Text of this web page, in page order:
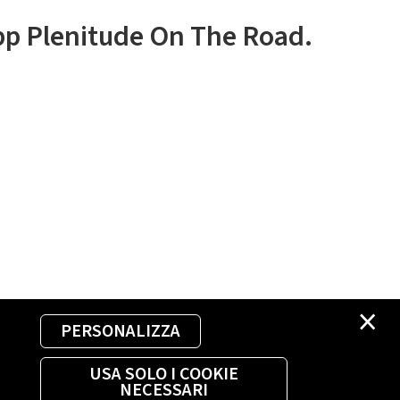
×
PERSONALIZZA
USA SOLO I COOKIE
NECESSARI
Plenitude On The Road.